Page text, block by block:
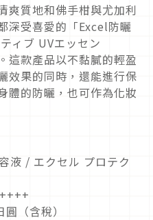
爽質地和佛手柑與尤加利
深受喜愛的「Excel防曬
ィブ UVエッセン
這款產品以不黏膩的輕盈
效果的同時，還能進行保
體的防曬，也可作為化妝
液 / エクセル プロテク
（含稅）